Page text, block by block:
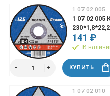
1 07 02 005
1 07 02 005
141 ₽
В
КУПИТЬ
1 07 02 010